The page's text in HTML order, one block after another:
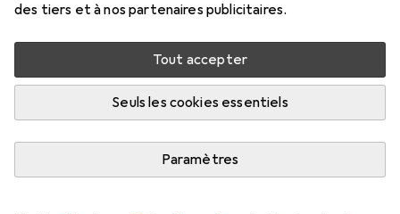
des tiers et à nos partenaires publicitaires.
Tout accepter
Seuls les cookies essentiels
Paramètres
Livré entre mar, 18/8 et jeu, 20/8
9 pièces en stock chez le fournisseur
M'informer si le produit est disponible plus tôt
Ajouter au panier